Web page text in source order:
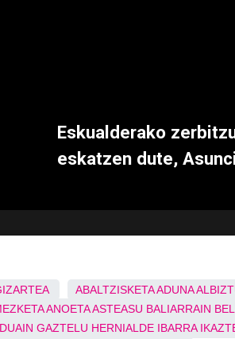
Eskualderako
eskatzen dute,
ABALTZISKETAADUNA
ANOETAASTEASU BALIARRAIN
GAZTELU HERNIALDE IBARRA